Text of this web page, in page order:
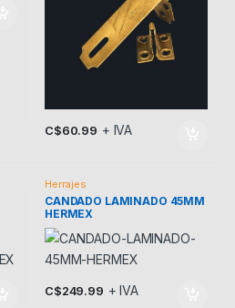
C$60.99 + IVA
Herrajes
CANDADO LAMINADO 45MM
HERMEX
C$249.99 + IVA